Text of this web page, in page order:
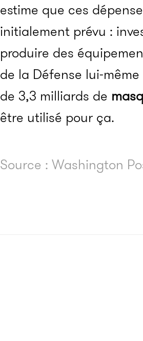
estime que ces
initialement prévu :
produire des
de la Défense lui-
de 3,3 milliards de
être utilisé pour ça.
Source : Washington